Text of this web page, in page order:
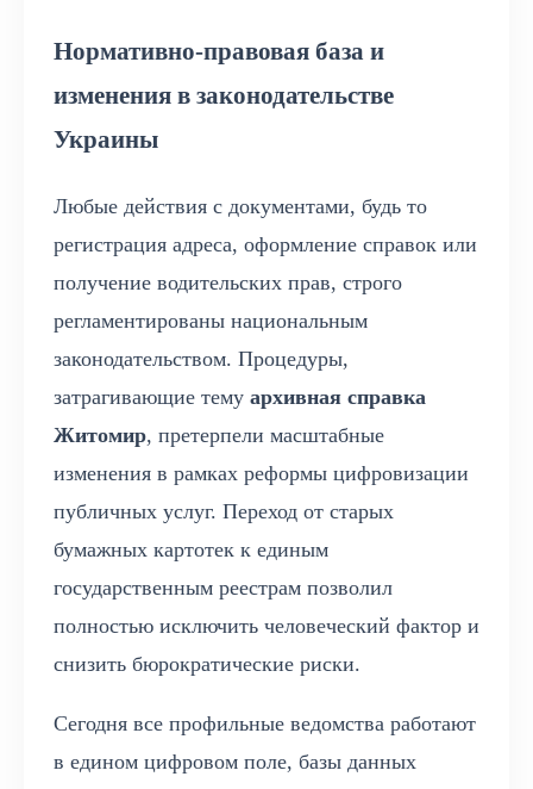
Нормативно-правовая база и
изменения в законодательстве
Украины
Любые действия с документами, будь то
регистрация адреса, оформление справок или
получение водительских прав, строго
регламентированы национальным
законодательством. Процедуры,
затрагивающие тему архивная справка
Житомир, претерпели масштабные
изменения в рамках реформы цифровизации
публичных услуг. Переход от старых
бумажных картотек к единым
государственным реестрам позволил
полностью исключить человеческий фактор и
снизить бюрократические риски.
Сегодня все профильные ведомства работают
в едином цифровом поле, базы данных